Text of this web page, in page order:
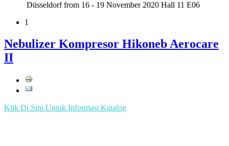
Düsseldorf from 16 - 19 November 2020 Hall 11 E06
1
Nebulizer Kompresor Hikoneb Aerocare
II
Klik Di Sini Untuk Informasi Katalog